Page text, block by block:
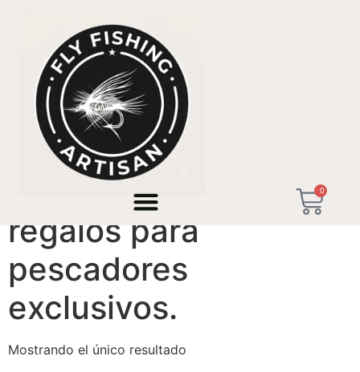
0
/ Productos etiquetados “regalos para pescadores
regalos para
pescadores
exclusivos.
Mostrando el único resultado